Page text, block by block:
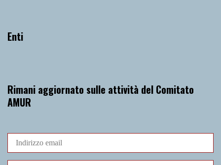
Enti
Rimani aggiornato sulle attività del Comitato
AMUR